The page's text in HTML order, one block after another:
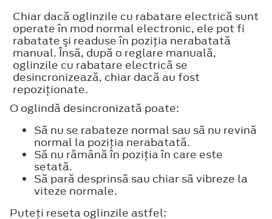
Chiar dacă oglinzile cu rabatare electrică sunt
operate în mod normal electronic, ele pot fi
rabatate şi readuse în poziţia nerabatată
manual. Însă, după o reglare manuală,
oglinzile cu rabatare electrică se
desincronizează, chiar dacă au fost
repoziţionate.
O oglindă desincronizată poate:
Să nu se rabateze normal sau să nu revină
normal la poziţia nerabatată.
Să nu rămână în poziţia în care este
setată.
Să pară desprinsă sau chiar să vibreze la
viteze normale.
Puteţi reseta oglinzile astfel: